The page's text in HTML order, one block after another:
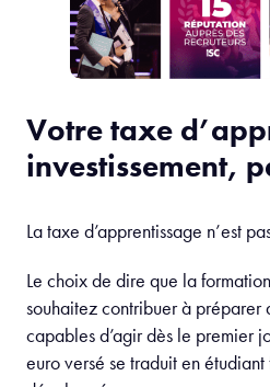
Votre taxe
investissement,
La taxe d’apprentissage n’est
Le choix de dire que la
souhaitez contribuer à préparer
capables d’agir dès le premier
euro versé se traduit en